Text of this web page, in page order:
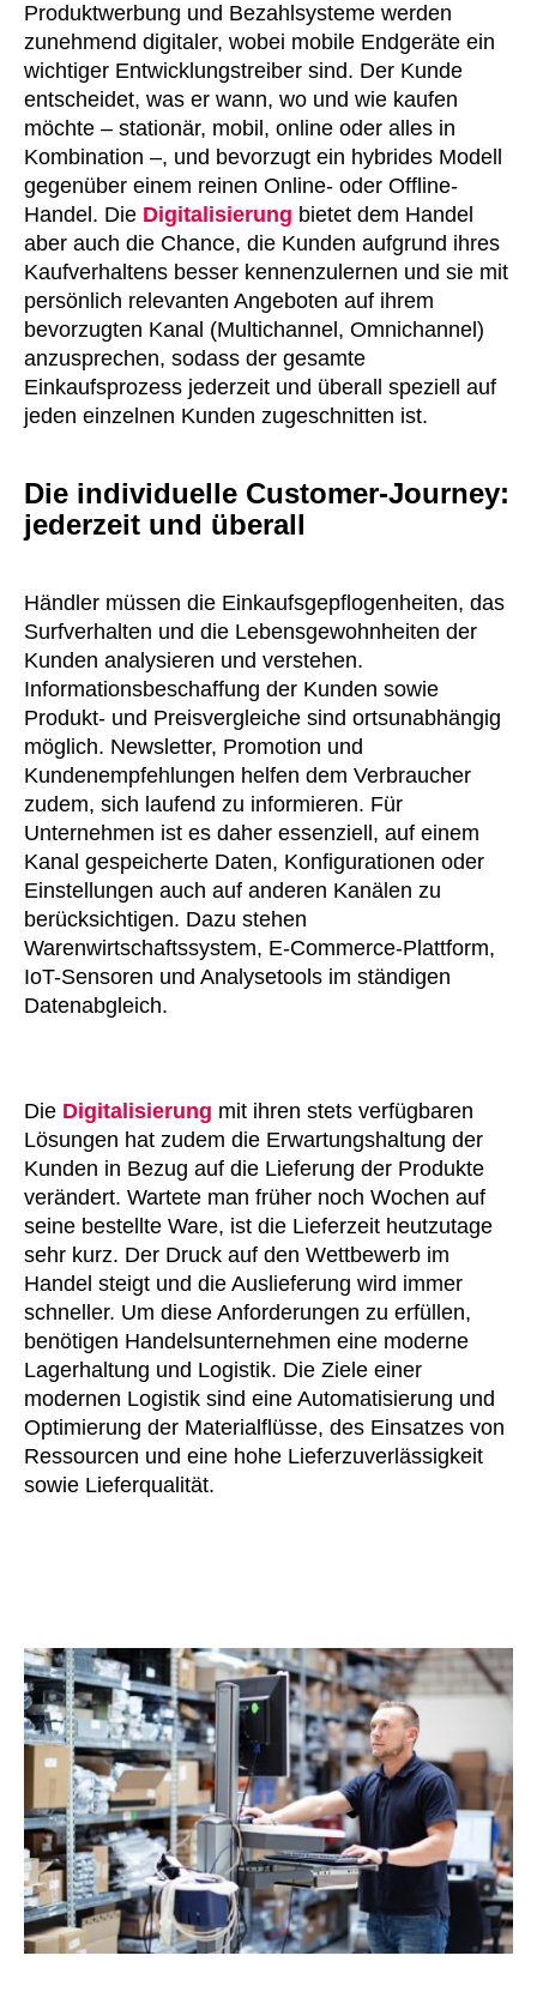
Produktwerbung und Bezahlsysteme werden
zunehmend digitaler, wobei mobile Endgeräte ein
wichtiger Entwicklungstreiber sind. Der Kunde
entscheidet, was er wann, wo und wie kaufen
möchte – stationär, mobil, online oder alles in
Kombination –, und bevorzugt ein hybrides Modell
gegenüber einem reinen Online- oder Offline-
Handel. Die Digitalisierung bietet dem Handel
aber auch die Chance, die Kunden aufgrund ihres
Kaufverhaltens besser kennenzulernen und sie mit
persönlich relevanten Angeboten auf ihrem
bevorzugten Kanal (Multichannel, Omnichannel)
anzusprechen, sodass der gesamte
Einkaufsprozess jederzeit und überall speziell auf
jeden einzelnen Kunden zugeschnitten ist.
Die individuelle Customer-Journey:
jederzeit und überall
Händler müssen die Einkaufsgepflogenheiten, das
Surfverhalten und die Lebensgewohnheiten der
Kunden analysieren und verstehen.
Informationsbeschaffung der Kunden sowie
Produkt- und Preisvergleiche sind ortsunabhängig
möglich. Newsletter, Promotion und
Kundenempfehlungen helfen dem Verbraucher
zudem, sich laufend zu informieren. Für
Unternehmen ist es daher essenziell, auf einem
Kanal gespeicherte Daten, Konfigurationen oder
Einstellungen auch auf anderen Kanälen zu
berücksichtigen. Dazu stehen
Warenwirtschaftssystem, E-Commerce-Plattform,
IoT-Sensoren und Analysetools im ständigen
Datenabgleich.
Die Digitalisierung mit ihren stets verfügbaren
Lösungen hat zudem die Erwartungshaltung der
Kunden in Bezug auf die Lieferung der Produkte
verändert. Wartete man früher noch Wochen auf
seine bestellte Ware, ist die Lieferzeit heutzutage
sehr kurz. Der Druck auf den Wettbewerb im
Handel steigt und die Auslieferung wird immer
schneller. Um diese Anforderungen zu erfüllen,
benötigen Handelsunternehmen eine moderne
Lagerhaltung und Logistik. Die Ziele einer
modernen Logistik sind eine Automatisierung und
Optimierung der Materialflüsse, des Einsatzes von
Ressourcen und eine hohe Lieferzuverlässigkeit
sowie Lieferqualität.